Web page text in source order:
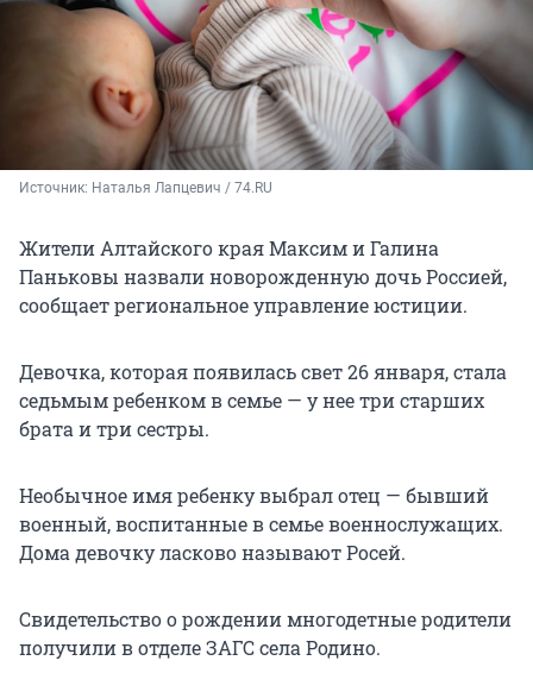
Источник: Наталья Лапцевич / 74.RU
Жители Алтайского края Максим и Галина
Паньковы назвали новорожденную дочь Россией,
сообщает региональное управление юстиции.
Девочка, которая появилась свет 26 января, стала
седьмым ребенком в семье — у нее три старших
брата и три сестры.
Необычное имя ребенку выбрал отец — бывший
военный, воспитанные в семье военнослужащих.
Дома девочку ласково называют Росей.
Свидетельство о рождении многодетные родители
получили в отделе ЗАГС села Родино.